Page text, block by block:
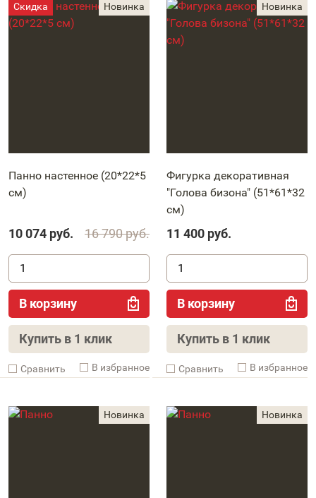
Панно настенное (20*22*5
см)
16 790руб.
10 074 руб.
В корзину
Купить в 1 клик
Cравнить В избранное
Фигурка декоративная
"Голова бизона" (51*61*32
см)
11 400 руб.
В корзину
Купить в 1 клик
Cравнить В избранное